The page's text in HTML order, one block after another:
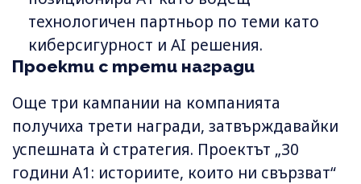
технологичен партньор по теми като
киберсигурност и AI решения.
Проекти с трети награди
Още три кампании на компанията
получиха трети награди, затвърждавайки
успешната ѝ стратегия. Проектът „30
години А1: историите, които ни свързват“